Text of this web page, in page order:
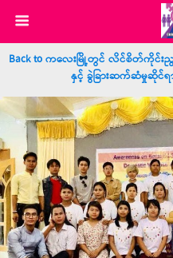
Back to ကလေးမြို့တွင် လိင်စိတ်ကိုင်
နှင့် ခွဲခြားဆက်ဆံမှုဆိုင်